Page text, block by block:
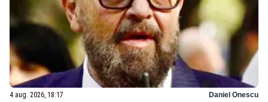
4 aug. 2026, 18:17 Daniel Onescu